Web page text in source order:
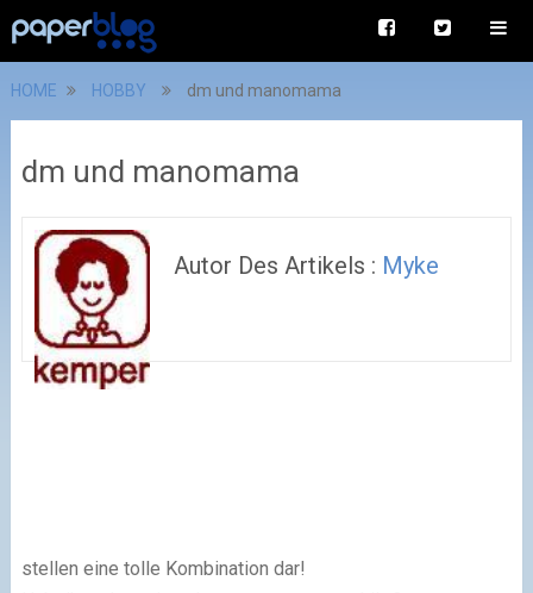
HOME HOBBY dm und manomama
dm und manomama
Autor Des Artikels : Myke
stellen eine tolle Kombination dar!